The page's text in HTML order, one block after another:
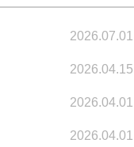
2026.07.01
2026.04.15
2026.04.01
2026.04.01